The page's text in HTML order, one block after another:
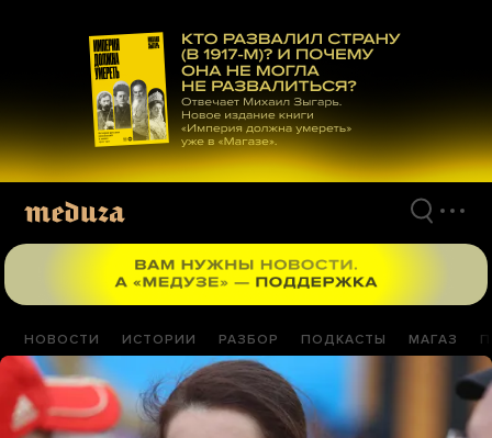
материалам
НОВОСТИ ИСТОРИИ РАЗБОР ПОДКАСТЫ МАГАЗ